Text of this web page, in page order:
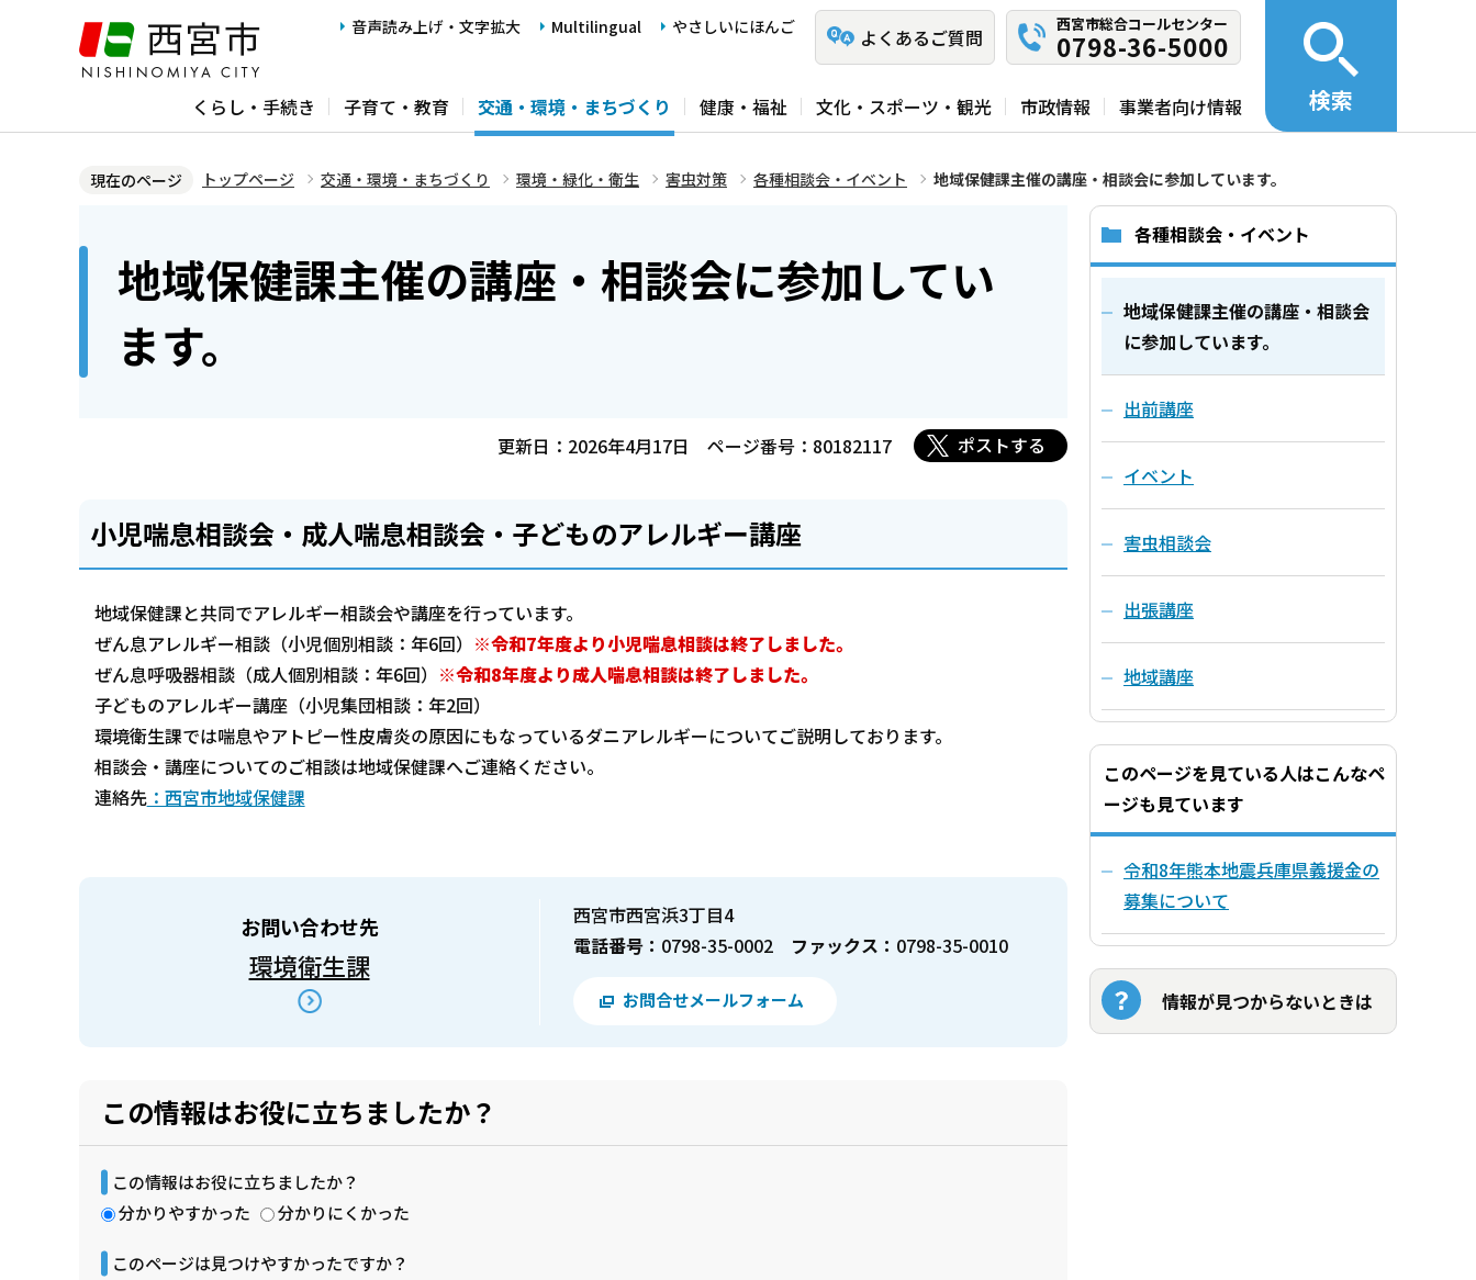
ジ
音声読み上げ・文字拡大 Multilingual やさしいにほんご よくあるご質問
西宮市総合コールセンター
0798-36-5000
くらし・手続き 子育て・教育 交通・環境・まちづくり 健康・福祉 文化・スポーツ・観光 市政情報 事業者向け情報 検索
現在のページ トップページ 交通・環境・まちづくり 環境・緑化・衛生 害虫対策 各種相談会・イベント 地域保健課主催の講座・相談会に参加しています。
地域保健課主催の講座・相談会に参加してい
ます。
更新日：2026年4月17日 ページ番号：80182117 ポストする
小児喘息相談会・成人喘息相談会・子どものアレルギー講座
地域保健課と共同でアレルギー相談会や講座を行っています。
ぜん息アレルギー相談（小児個別相談：年6回） ※令和7年度より小児喘息相談は終了しました。
ぜん息呼吸器相談（成人個別相談：年6回） ※令和8年度より成人喘息相談は終了しました。
子どものアレルギー講座（小児集団相談：年2回）
環境衛生課では喘息やアトピー性皮膚炎の原因にもなっているダニアレルギーについてご説明しております。
相談会・講座についてのご相談は地域保健課へご連絡ください。
連絡先：西宮市地域保健課
お問い合わせ先
環境衛生課
西宮市西宮浜3丁目4
電話番号： 0798-35-0002 ファックス： 0798-35-0010
お問合せメールフォーム
この情報はお役に立ちましたか？
この情報はお役に立ちましたか？
分かりやすかった
分かりにくかった
このページは見つけやすかったですか？
各種相談会・イベント
地域保健課主催の講座・相談会
に参加しています。
出前講座
イベント
害虫相談会
出張講座
地域講座
このページを見ている人はこんなペ
ージも見ています
令和8年熊本地震兵庫県義援金の
募集について
情報が見つからないときは